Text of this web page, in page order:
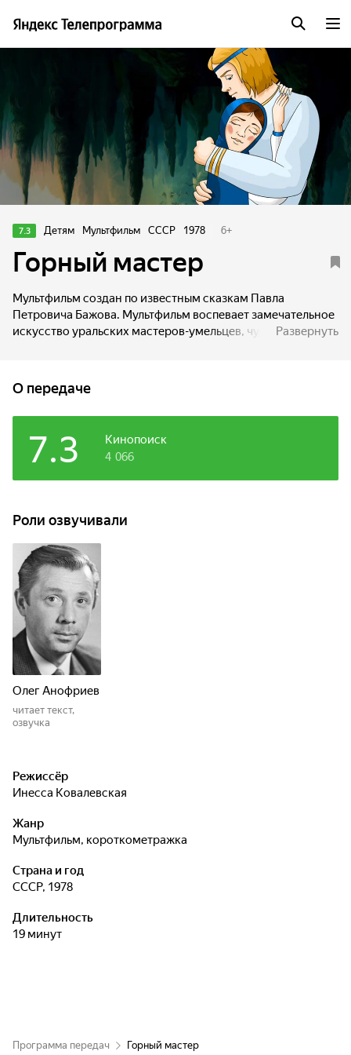
7.3 Детям Мультфильм СССР 1978 6+
Горный мастер
Мультфильм создан по известным сказкам Павла
Петровича Бажова. Мультфильм воспевает замечательное
искусство уральских мастеров-умельцев, чудесных
преданной любви.
Развернуть
О передаче
Кинопоиск
7.3 4 066
Роли озвучивали
Олег Анофриев
читает текст,
озвучка
Режиссёр
Инесса Ковалевская
Жанр
мультфильм, короткометражка
Страна и год
СССР, 1978
Длительность
19 минут
Программа передач Горный мастер